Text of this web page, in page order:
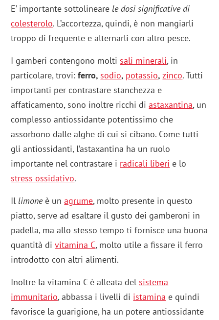
E’ importante sottolineare le dosi significative di
colesterolo. L’accortezza, quindi, è non mangiarli
troppo di frequente e alternarli con altro pesce.
I gamberi contengono molti sali minerali, in
particolare, trovi:ferro, sodio, potassio,zinco. Tutti
importanti per contrastare stanchezza e
affaticamento, sono inoltre ricchi diastaxantina, un
complesso antiossidante potentissimo che
assorbono dalle alghe di cui si cibano. Come tutti
gli antiossidanti, l’astaxantina ha un ruolo
importante nel contrastare i radicali liberi e lo
stress ossidativo.
Il limone è unagrume, molto presente in questo
piatto, serve ad esaltare il gusto dei gamberoni in
padella, ma allo stesso tempo ti fornisce una buona
quantità divitamina C, molto utile a fissare il ferro
introdotto con altri alimenti.
Inoltre la vitamina C è alleata del sistema
immunitario, abbassa i livelli di istamina e quindi
favorisce la guarigione, ha un potere antiossidante